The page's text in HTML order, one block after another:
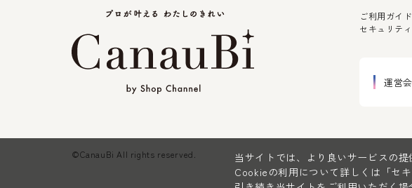
運営
ご利用ガイド
セキュリテ
©CanauBi All rights reserved.
当サイトでは、より良いサービスの
Cookieの利用について詳しくは 「セ